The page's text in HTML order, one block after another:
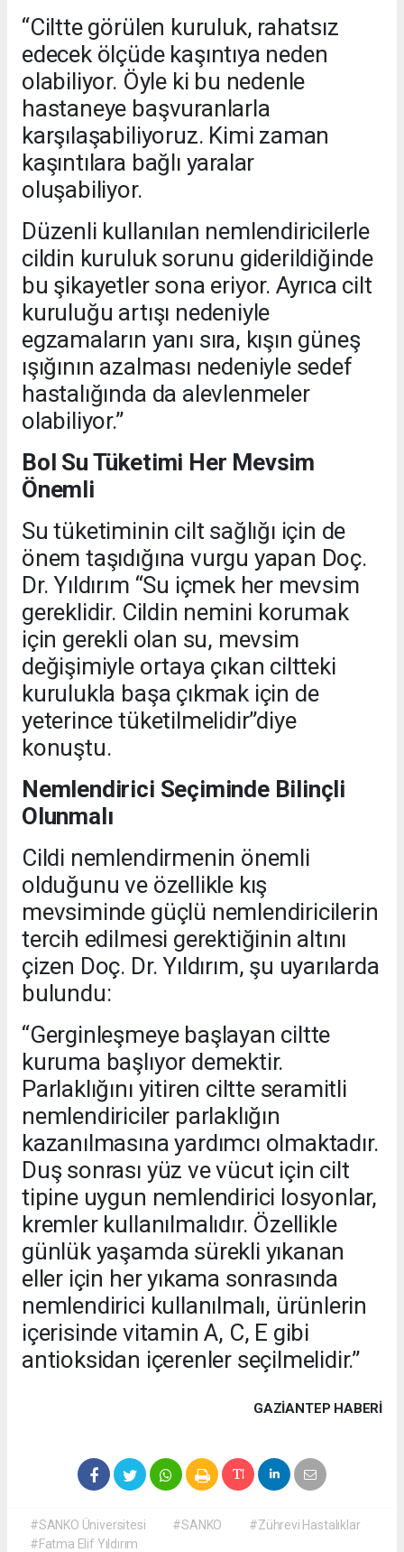
“Ciltte görülen kuruluk, rahatsız
edecek ölçüde kaşıntıya neden
olabiliyor. Öyle ki bu nedenle
hastaneye başvuranlarla
karşılaşabiliyoruz. Kimi zaman
kaşıntılara bağlı yaralar
oluşabiliyor.
Düzenli kullanılan nemlendiricilerle
cildin kuruluk sorunu giderildiğinde
bu şikayetler sona eriyor. Ayrıca cilt
kuruluğu artışı nedeniyle
egzamaların yanı sıra, kışın güneş
ışığının azalması nedeniyle sedef
hastalığında da alevlenmeler
olabiliyor.”
Bol Su Tüketimi Her Mevsim
Önemli
Su tüketiminin cilt sağlığı için de
önem taşıdığına vurgu yapan Doç.
Dr. Yıldırım “Su içmek her mevsim
gereklidir. Cildin nemini korumak
için gerekli olan su, mevsim
değişimiyle ortaya çıkan ciltteki
kurulukla başa çıkmak için de
yeterince tüketilmelidir”diye
konuştu.
Nemlendirici Seçiminde Bilinçli
Olunmalı
Cildi nemlendirmenin önemli
olduğunu ve özellikle kış
mevsiminde güçlü nemlendiricilerin
tercih edilmesi gerektiğinin altını
çizen Doç. Dr. Yıldırım, şu uyarılarda
bulundu:
“Gerginleşmeye başlayan ciltte
kuruma başlıyor demektir.
Parlaklığını yitiren ciltte seramitli
nemlendiriciler parlaklığın
kazanılmasına yardımcı olmaktadır.
Duş sonrası yüz ve vücut için cilt
tipine uygun nemlendirici losyonlar,
kremler kullanılmalıdır. Özellikle
günlük yaşamda sürekli yıkanan
eller için her yıkama sonrasında
nemlendirici kullanılmalı, ürünlerin
içerisinde vitamin A, C, E gibi
antioksidan içerenler seçilmelidir.”
GAZIANTEP HABERİ
#SANKO Üniversitesi #SANKO
#Zührevi Hastalıklar
#Fatma Elif Yıldırım